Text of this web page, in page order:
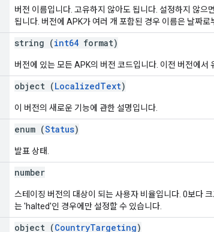
버전 이름입니다. 고유하지 않아도 됩니다. 설정하지 않
됩니다. 버전에 APK가 여러 개 포함된 경우 이름은 날짜로
string (int64 format)
버전에 있는 모든 APK의 버전 코드입니다. 이전 버전에서
object (LocalizedText)
이 버전의 새로운 기능에 관한 설명입니다.
enum (Status)
발표 상태.
number
스테이징 버전의 대상이 되는 사용자 비율입니다. 0보다
는 'halted'인 경우에만 설정할 수 있습니다.
object (CountryTargeting)